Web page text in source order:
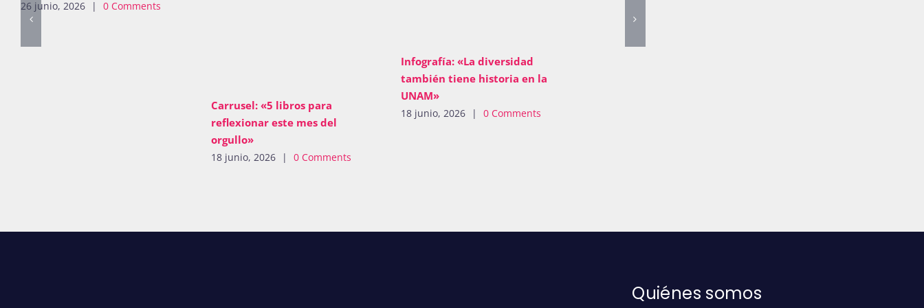
26 junio, 2026 | 0 Comments
Carrusel: «5 libros para
reflexionar este mes del
orgullo»
18 junio, 2026 | 0 Comments
Infografía: «La diversidad
también tiene historia en la
UNAM»
18 junio, 2026 | 0 Comments
Quiénes somos